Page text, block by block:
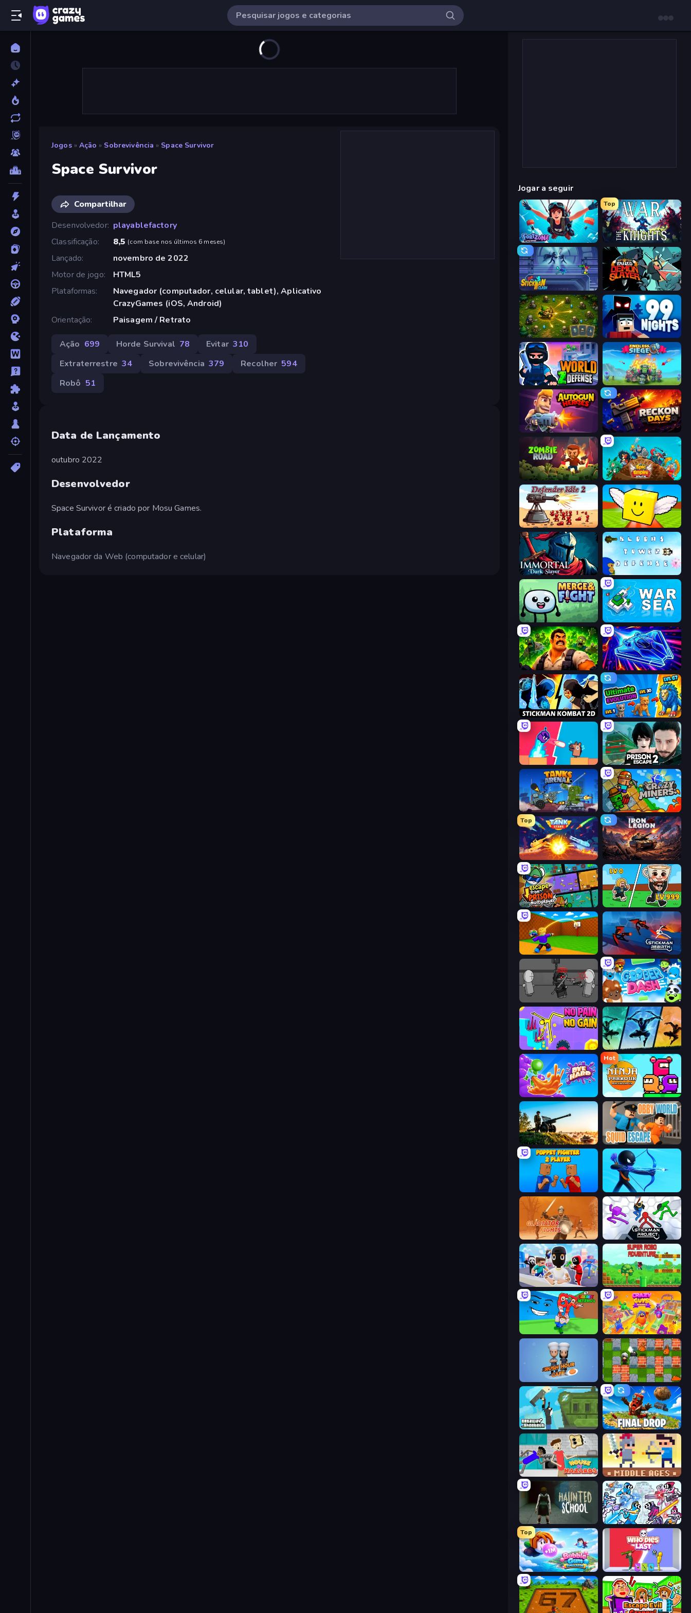
Jogos » Ação » Sobrevivência » Space Survivor
Space Survivor
Compartilhar
Desenvolvedor playablefactory
Classificação
8,5 (com base nos últimos 6 meses)
Lançado
novembro de 2022
Motor de jogo
HTML5
Plataformas
Navegador (computador, celular, tablet), Aplicativo
CrazyGames (iOS, Android)
Orientação
Paisagem / Retrato
Ação 699 Horde Survival 78 Evitar 310
Extraterrestre 34 Sobrevivência 379 Recolher 594
Robô 51
Data de Lançamento
outubro 2022
Desenvolvedor
Space Survivor é criado por Mosu Games.
Plataforma
Navegador da Web (computador e celular)
Jogar a seguir
Fortzone Battle Royale
Top
War the Knights
Stickman Clash Tailed Demon Slayer
Tiny Ranger 99 Nights (Bloxd.io)
World Z Defense - Zombie Defense Endless Siege
Autogun Heroes Reckon Days
Zombie Road Epic Empire: Tower Defense
Defender Idle 2 Lucky Brainrot Blocks Online
Immortal: Dark Slayer
Merge & Fight War Sea
Zombie Lab Escape Stellar Swarm
Stickman Kombat 2D Ultimate Evolution
Boom Slingers ReBoom Prison Escape 2
Tanks Arena io: Craft & Combat Crazy Miners
Top
Tank Stars Iron Legion
Escape From Prison Multiplayer Brainrot Arena Online
Throw a Lucky Block Stickman Rebirth
Madness Project Nexus Goober Dash
No Pain No Gain - Ragdoll Sandbox Shadow Ninja Revenge
Dye Hard
Hot
Ninja Parkour Multiplayer
Artillery Vs Tanks
Puppet Fighter 2 Player Archers Random
Gladiator Fights Stickman Project
Super Robo - Adventure
Crazy Guys
Rush Hour Cafe Bomber Friends
Getaway Shootout Final Drop
House of Hazards Castle Wars: Middle Ages
Haunted School Space Wars Battleground
Top
Bubble Gum Simulator Who Dies Last?